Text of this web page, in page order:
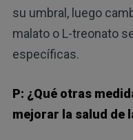
su umbral, luego
malato o L-treonato
específicas.
P: ¿Qué otras
mejorar la salud de